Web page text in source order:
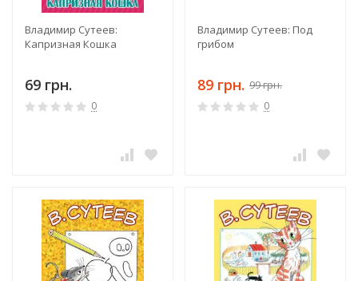
Владимир Сутеев:
Капризная Кошка
69 грн.
0
Владимир Сутеев: Под
грибом
89 грн. 99 грн.
0